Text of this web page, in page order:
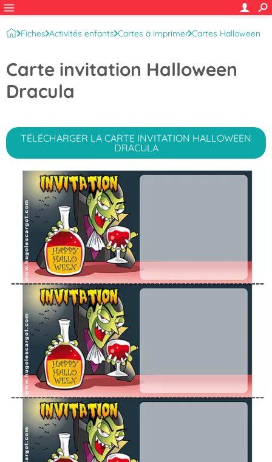
Fiches Activités enfants Cartes à imprimer Cartes Halloween
Carte invitation Halloween
Dracula
TÉLÉCHARGER LA CARTE INVITATION HALLOWEEN
DRACULA